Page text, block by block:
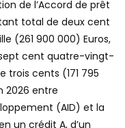
de l’Accord de prêt
total de deux cent
(261 900 000) Euros,
cent quatre-vingt-
cents (171 795
2026 entre
(AID) et la
un crédit A, d’un